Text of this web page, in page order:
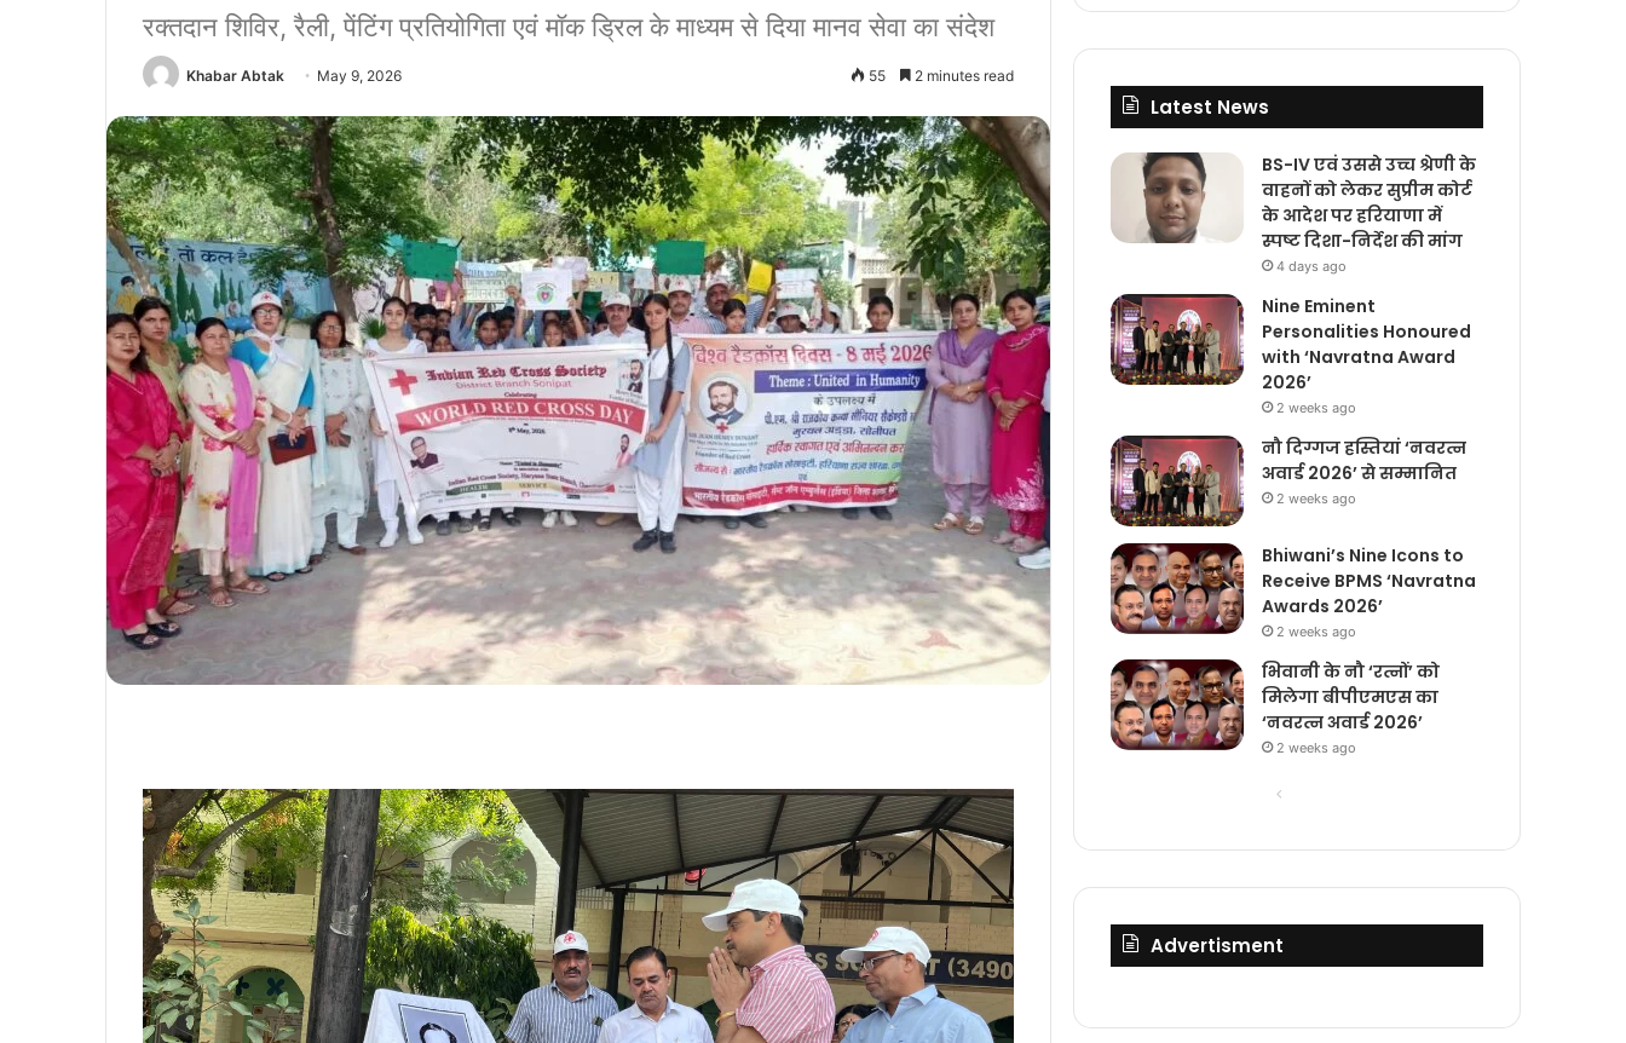
रक्तदान शिविर, रैली, पेंटिंग प्रतियोगिता एवं मॉक ड्रिल के माध्यम से दिया मानव सेवा का संदेश
Khabar Abtak May 9, 2026 55 2 minutes read
Latest News
BS-IV एवं उससे उच्च श्रेणी के
वाहनों को लेकर सुप्रीम कोर्ट
के आदेश पर हरियाणा में
स्पष्ट दिशा-निर्देश की मांग
4 days ago
Nine Eminent
Personalities Honoured
with ‘Navratna Award
2026’
2 weeks ago
नौ दिग्गज हस्तियां ‘नवरत्न
अवार्ड 2026’ से सम्मानित
2 weeks ago
Bhiwani’s Nine Icons to
Receive BPMS ‘Navratna
Awards 2026’
2 weeks ago
भिवानी के नौ ‘रत्नों’ को
मिलेगा बीपीएमएस का
‘नवरत्न अवार्ड 2026’
2 weeks ago
Previous
Advertisment